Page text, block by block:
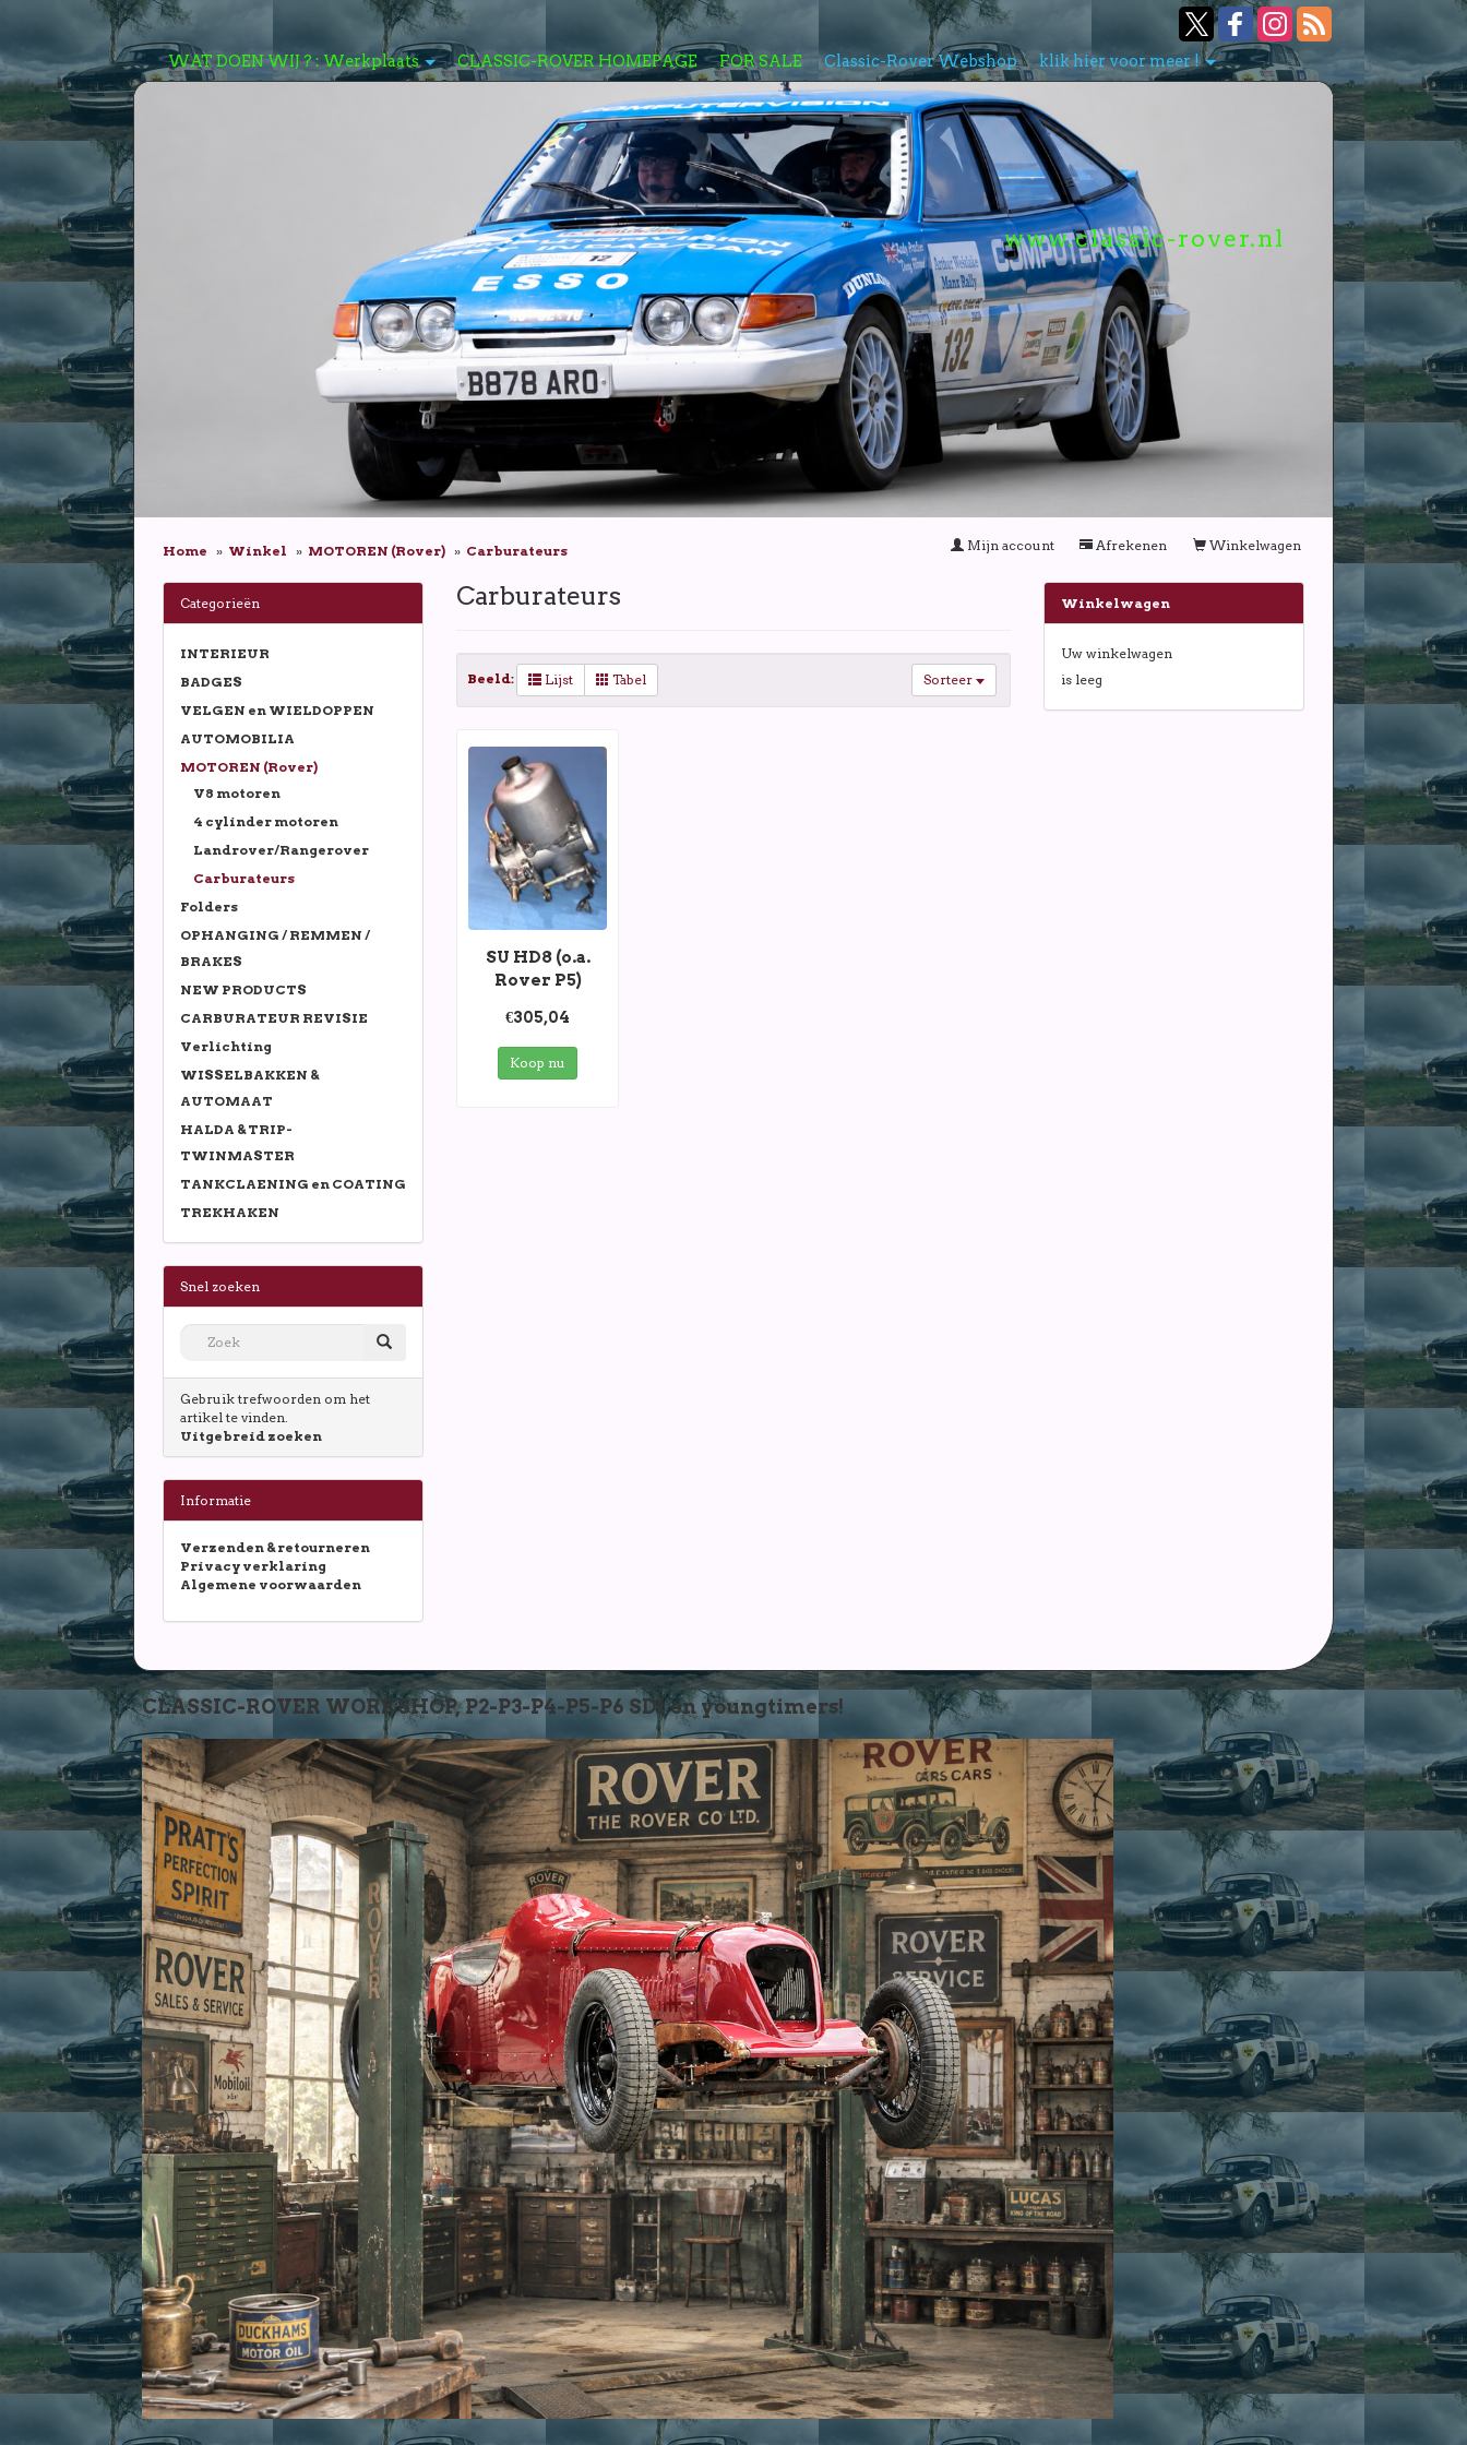
www.classic-rover.nl
WAT DOEN WIJ ? : Werkplaats CLASSIC-ROVER HOMEPAGE FOR SALE Classic-Rover Webshop klik hier voor meer !
Home Winkel MOTOREN (Rover) Carburateurs Winkelwagen
Afrekenen
Mijn account
Carburateurs
Sorteer
Beeld: Lijst Tabel
SU HD8 (o.a.
Rover P5)
€305,04
Koop nu
Categorieën
INTERIEUR
BADGES
VELGEN en WIELDOPPEN
AUTOMOBILIA
MOTOREN (Rover)
V8 motoren
4 cylinder motoren
Landrover/Rangerover
Carburateurs
Folders
OPHANGING / REMMEN /
BRAKES
NEW PRODUCTS
CARBURATEUR REVISIE
Verlichting
WISSELBAKKEN &
AUTOMAAT
HALDA & TRIP-
TWINMASTER
TANKCLAENING en COATING
TREKHAKEN
Snel zoeken
Gebruik trefwoorden om het
artikel te vinden.
Uitgebreid zoeken
Informatie
Verzenden & retourneren
Privacy verklaring
Algemene voorwaarden
Winkelwagen
Uw winkelwagen
is leeg
CLASSIC-ROVER WORKSHOP, P2-P3-P4-P5-P6 SD1 en youngtimers!